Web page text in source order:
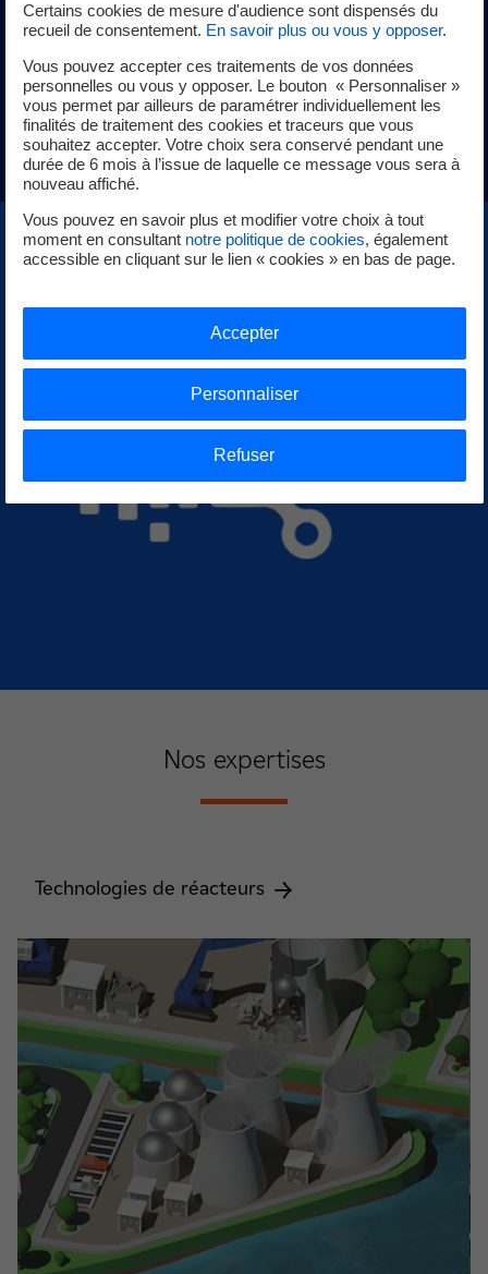
simulation de travaux, jumeaux numériques permettant
fins de simulation ou de formation.
Découvrez nos solutions numériques
Nos expertises
Technologies de réacteurs
Certains cookies de mesure d'audience sont dispensés du
recueil de consentement. En savoir plus ou vous y opposer.
Vous pouvez accepter ces traitements de vos données
personnelles ou vous y opposer. Le bouton « Personnaliser »
vous permet par ailleurs de paramétrer individuellement les
finalités de traitement des cookies et traceurs que vous
souhaitez accepter. Votre choix sera conservé pendant une
durée de 6 mois à l’issue de laquelle ce message vous sera à
nouveau affiché.
Vous pouvez en savoir plus et modifier votre choix à tout
moment en consultant notre politique de cookies, également
accessible en cliquant sur le lien « cookies » en bas de page.
Refuser
Personnaliser
Accepter